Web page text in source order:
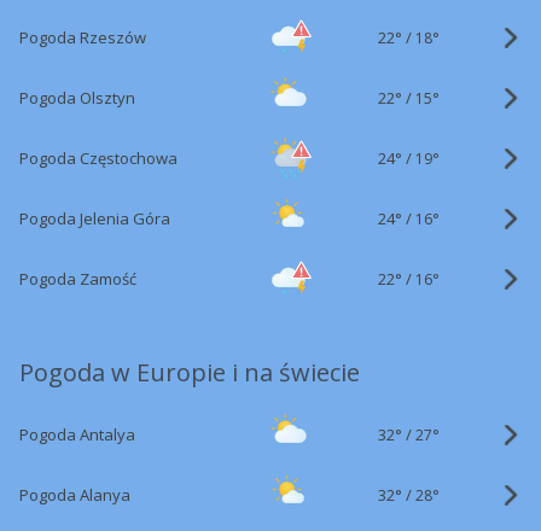
Pogoda Rzeszów 22° / 18°
Pogoda Olsztyn 22° / 15°
Pogoda Częstochowa 24° / 19°
Pogoda Jelenia Góra 24° / 16°
Pogoda Zamość 22° / 16°
Pogoda w Europie i na świecie
Pogoda Antalya 32° /27°
Pogoda Alanya 32° /28°